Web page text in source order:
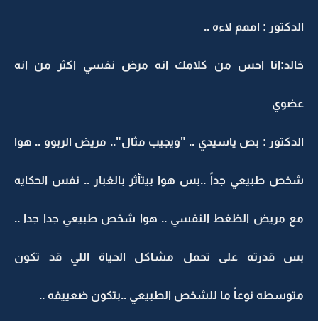
الدكتور : اممم لاءه ..
خالد:انا احس من كلامك انه مرض نفسي اكثر من انه
عضوي
الدكتور : بص ياسيدي .. "ويجيب مثال".. مريض الربوو .. هوا
شخص طبيعي جداً ..بس هوا بيتأثر بالغبار .. نفس الحكايه
مع مريض الظغط النفسي .. هوا شخص طبيعي جدا جدا ..
بس قدرته على تحمل مشاكل الحياة اللي قد تكون
متوسطه نوعاً ما للشخص الطبيعي ..بتكون ضعييفه ..